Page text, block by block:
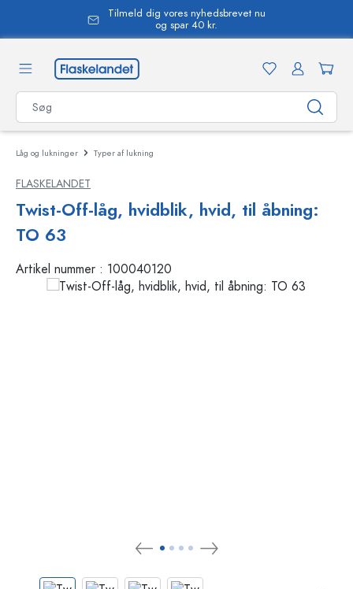
Tilmeld dig vores nyhedsbrevet nu
og spar 40 kr.
Låg og lukninger Typer af lukning
FLASKELANDET
Twist-Off-låg, hvidblik, hvid, til åbning:
TO 63
Artikel nummer : 100040120